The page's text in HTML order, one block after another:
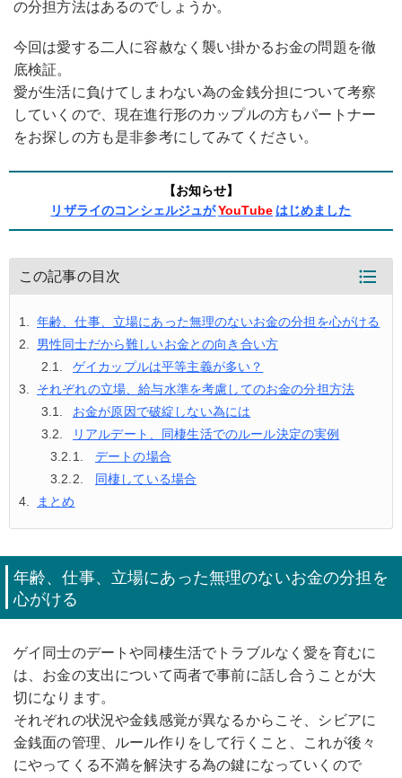
の分担方法はあるのでしょうか。
今回は愛する二人に容赦なく襲い掛かるお金の問題を徹
底検証。
愛が生活に負けてしまわない為の金銭分担について考察
していくので、現在進行形のカップルの方もパートナー
をお探しの方も是非参考にしてみてください。
【お知らせ】
リザライのコンシェルジュがYouTube はじめました
この記事の目次
年齢、仕事、立場にあった無理のないお金の分担を心がける
男性同士だから難しいお金との向き合い方
ゲイカップルは平等主義が多い？
それぞれの立場、給与水準を考慮してのお金の分担方法
お金が原因で破綻しない為には
リアルデート、同棲生活でのルール決定の実例
デートの場合
同棲している場合
まとめ
年齢、仕事、立場にあった無理のないお金の分担を
心がける
ゲイ同士のデートや同棲生活でトラブルなく愛を育むに
は、お金の支出について両者で事前に話し合うことが大
切になります。
それぞれの状況や金銭感覚が異なるからこそ、シビアに
金銭面の管理、ルール作りをして行くこと、これが後々
にやってくる不満を解決する為の鍵になっていくので